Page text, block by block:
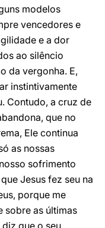
modelos
vencedores e
e a dor
ao silêncio
da vergonha. E,
instintivamente
Contudo, a cruz de
que no
Ele continua
as nossas
sofrimento
Jesus fez seu na
porque me
sobre as últimas
diz que o seu